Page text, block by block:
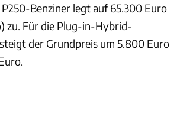
Benziner legt auf 65.300 Euro
zu. Für die Plug-in-Hybrid-
der Grundpreis um 5.800 Euro